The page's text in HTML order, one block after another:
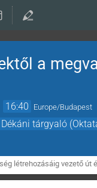
a
16:40 Europe/Budapest
tárgyaló
létrehozásáig vezető út